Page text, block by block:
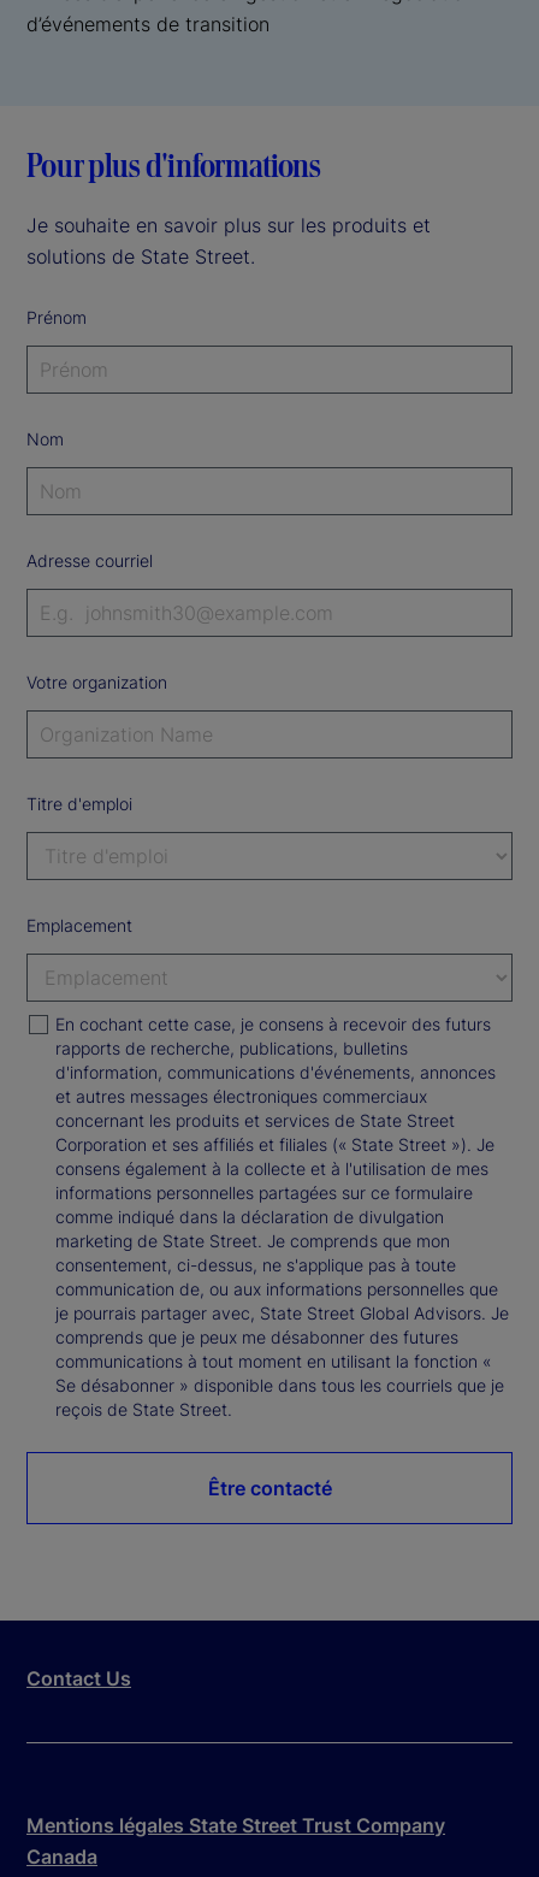
d’événements de transition
Pour plus d'informations
Je souhaite en savoir plus sur les produits et
solutions de State Street.
Prénom
Nom
Adresse courriel
Votre organization
Titre d'emploi
Emplacement
En cochant cette case, je consens à recevoir des futurs
rapports de recherche, publications, bulletins
d'information, communications d'événements, annonces
et autres messages électroniques commerciaux
concernant les produits et services de State Street
Corporation et ses affiliés et filiales (« State Street »). Je
consens également à la collecte et à l'utilisation de mes
informations personnelles partagées sur ce formulaire
comme indiqué dans la déclaration de divulgation
marketing de State Street. Je comprends que mon
consentement, ci-dessus, ne s'applique pas à toute
communication de, ou aux informations personnelles que
je pourrais partager avec, State Street Global Advisors. Je
comprends que je peux me désabonner des futures
communications à tout moment en utilisant la fonction «
Se désabonner » disponible dans tous les courriels que je
reçois de State Street.
Être contacté
Contact Us
Mentions légales State Street Trust Company
Canada